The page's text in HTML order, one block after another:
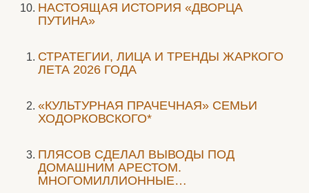
НАСТОЯЩАЯ ИСТОРИЯ «ДВОРЦА
ПУТИНА»
СТРАТЕГИИ, ЛИЦА И ТРЕНДЫ ЖАРКОГО
ЛЕТА 2026 ГОДА
«КУЛЬТУРНАЯ ПРАЧЕЧНАЯ» СЕМЬИ
ХОДОРКОВСКОГО*
ПЛЯСОВ СДЕЛАЛ ВЫВОДЫ ПОД
ДОМАШНИМ АРЕСТОМ.
МНОГОМИЛЛИОННЫЕ…